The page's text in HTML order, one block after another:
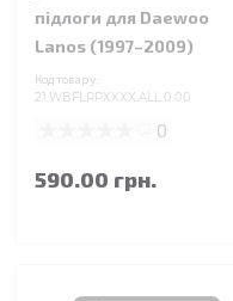
підлоги для Daewoo
Lanos (1997–2009)
Код товару:
21.WBFLRPXXXX.ALL.0.00
0
590.00 грн.